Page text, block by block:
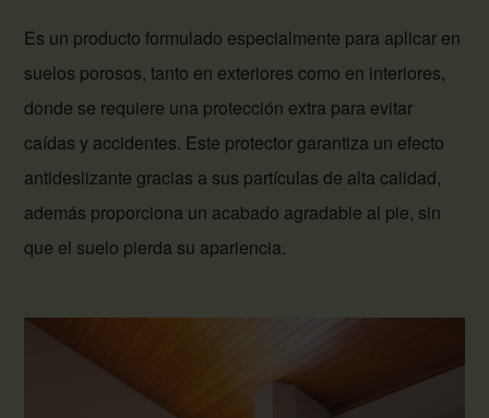
Es un producto formulado especialmente para aplicar en
suelos porosos, tanto en exteriores como en interiores,
donde se requiere una protección extra para evitar
caídas y accidentes. Este protector garantiza un efecto
antideslizante gracias a sus partículas de alta calidad,
además proporciona un acabado agradable al pie, sin
que el suelo pierda su apariencia.